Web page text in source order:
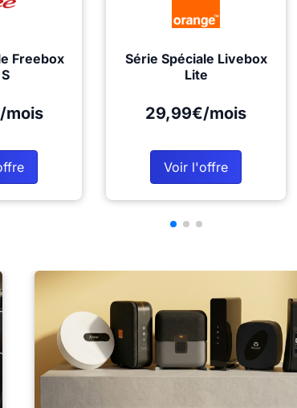
Freebox
Série Spéciale Livebox
Lite
29,99€/mois
Voir l'offre